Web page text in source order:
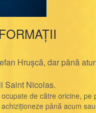
Hrușcă, dar până
Saint Nicolas.
de către oricine, pe
până acum sau